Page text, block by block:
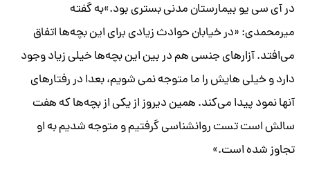
در آی سی یو بیمارستان مدنی بستری بود.»به گفته
میرمحمدی: «در خیابان حوادث زیادی برای این بچه‌ها اتفاق
می‌افتد. آزارهای جنسی هم در بین این بچه‌ها خیلی زیاد وجود
دارد و خیلی هایش را ما متوجه نمی شویم، بعدا در رفتارهای
آنها نمود پیدا می‌کند. همین دیروز از یکی از بچه‌ها که هفت
سالش است تست روانشناسی گرفتیم و متوجه شدیم به او
تجاوز شده است.»